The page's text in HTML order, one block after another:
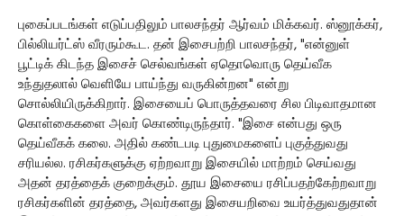
புகைப்படங்கள் எடுப்பதிலும் பாலசந்தர் ஆர்வம் மிக்கவர். ஸ்னூக்கர்,
பில்லியர்ட்ஸ் வீரரும்கூட. தன் இசைபற்றி பாலசந்தர், "என்னுள்
பூட்டிக் கிடந்த இசைச் செல்வங்கள் ஏதொவொரு தெய்வீக
உந்துதலால் வெளியே பாய்ந்து வருகின்றன" என்று
சொல்லியிருக்கிறார். இசையைப் பொருத்தவரை சில பிடிவாதமான
கொள்கைகளை அவர் கொண்டிருந்தார். "இசை என்பது ஒரு
தெய்வீகக் கலை. அதில் கண்டபடி புதுமைகளைப் புகுத்துவது
சரியல்ல. ரசிகர்களுக்கு ஏற்றவாறு இசையில் மாற்றம் செய்வது
அதன் தரத்தைக் குறைக்கும். தூய இசையை ரசிப்பதற்கேற்றவாறு
ரசிகர்களின் தரத்தை, அவர்களது இசையறிவை உயர்த்துவதுதான்